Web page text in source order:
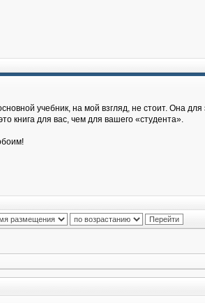
учебник, на мой взгляд, не стоит. Она
книга для вас, чем для вашего «студента».